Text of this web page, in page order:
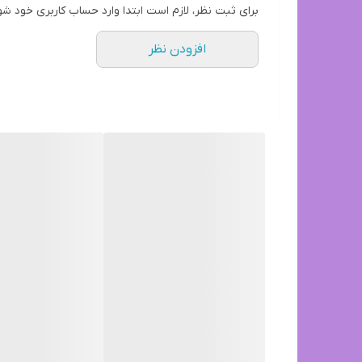
برای ثبت نظر، لازم است ابتدا وارد حساب کاربری خود
افزودن نظر